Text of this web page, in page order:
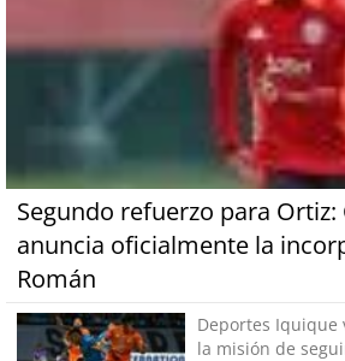
Segundo refuerzo para Ortiz:
anuncia oficialmente la
Román
Deportes Iquique
la misión de